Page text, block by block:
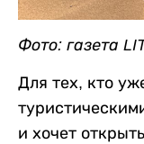
Фото: газета
Для тех, кто
и хочет